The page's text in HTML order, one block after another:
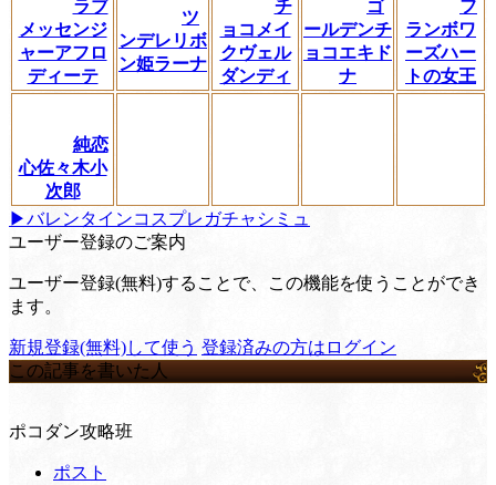
ラブ
メッセンジ
ャーアフロ
ディーテ
ツ
ンデレリボ
ン姫ラーナ
チ
ョコメイ
クヴェル
ダンディ
ゴ
ールデンチ
ョコエキド
ナ
フ
ランボワ
ーズハー
トの女王
純恋
心佐々木小
次郎
▶︎バレンタインコスプレガチャシミュ
ユーザー登録のご案内
ユーザー登録(無料)することで、この機能を使うことができ
ます。
新規登録(無料)して使う 登録済みの方はログイン
この記事を書いた人
ポコダン攻略班
ポスト